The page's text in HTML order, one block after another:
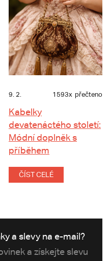
9. 2. 1593x přečteno
Kabelky
devatenáctého století:
Módní doplněk s
příběhem
ČÍST CELÉ
a slevy na e-mail?
a získejte slevu